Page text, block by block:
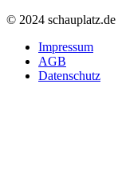
© 2024 schauplatz.de
Impressum
AGB
Datenschutz